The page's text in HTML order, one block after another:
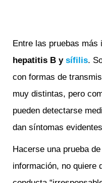
Entre las pruebas más
hepatitis B y sífilis.
con formas de
muy distintas, pero
pueden detectarse
dan síntomas
Hacerse una prueba
información, no quiere